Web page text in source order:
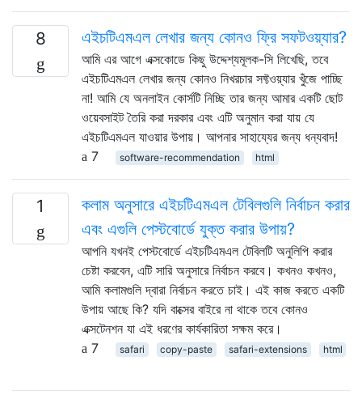
8 এইচটিএমএল লেখার জন্য কোনও ফ্রি সফটওয়্যার?
আমি এর আগে এক্সকোডে কিছু উদ্দেশ্যমূলক-সি লিখেছি, তবে
এইচটিএমএল লেখার জন্য কোনও নিখরচার সফ্টওয়্যার খুঁজে পাচ্ছি
না! আমি যে অনলাইন কোর্সটি নিচ্ছি তার জন্য আমার একটি ছোট
ওয়েবসাইট তৈরি করা দরকার এবং এটি অনুমান করা যায় যে
এইচটিএমএল যাওয়ার উপায়। আপনার সাহায্যের জন্য ধন্যবাদ!
7
software-recommendation html
1
কলাম অনুসারে এইচটিএমএল টেবিলগুলি নির্বাচন করার
এবং এগুলি পেস্টবোর্ডে যুক্ত করার উপায়?
আপনি যখনই পেস্টবোর্ডে এইচটিএমএল টেবিলটি অনুলিপি করার
চেষ্টা করবেন, এটি সারি অনুসারে নির্বাচন করবে। কখনও কখনও,
আমি কলামগুলি দ্বারা নির্বাচন করতে চাই। এই কাজ করতে একটি
উপায় আছে কি? যদি বাক্সের বাইরে না থাকে তবে কোনও
এক্সটেনশন যা এই ধরণের কার্যকারিতা সক্ষম করে।
7
safari copy-paste safari-extensions html